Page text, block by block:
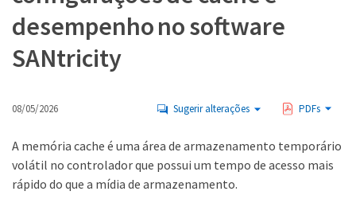
desempenho no software
SANtricity
08/05/2026 Sugerir alterações PDFs
A memória cache é uma área de armazenamento temporário
volátil no controlador que possui um tempo de acesso mais
rápido do que a mídia de armazenamento.